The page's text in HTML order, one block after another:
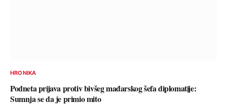
HRONIKA
Podneta prijava protiv bivšeg mađarskog šefa diplomatije:
Sumnja se da je primio mito